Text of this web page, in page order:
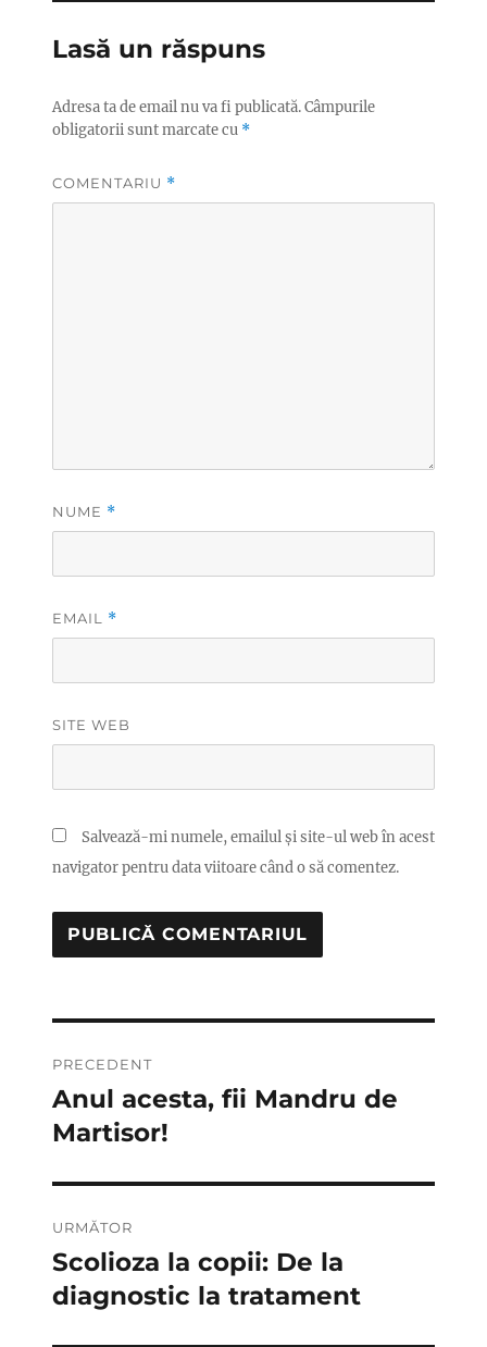
Lasă un răspuns
Adresa ta de email nu va fi publicată.Câmpurile
obligatorii sunt marcate cu *
COMENTARIU *
NUME *
EMAIL *
SITE WEB
Salvează-mi numele, emailul și site-ul web în acest
navigator pentru data viitoare când o să comentez.
în
articole
PRECEDENT
Articolul
anterior:
Anul acesta, fii Mandru de
Martisor!
URMĂTOR
Articolul
următor:
Scolioza la copii: De la
diagnostic la tratament